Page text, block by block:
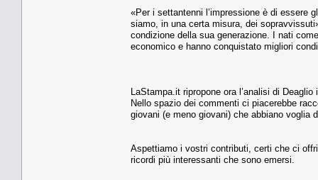
«Per i settantenni l’impressione è di essere
siamo, in una certa misura, dei
condizione della sua generazione. I nati
economico e hanno conquistato migliori
LaStampa.it ripropone ora l’analisi di
Nello spazio dei commenti ci piacerebbe
giovani (e meno giovani) che abbiano voglia
Aspettiamo i vostri contributi, certi che ci
ricordi più interessanti che sono emersi.